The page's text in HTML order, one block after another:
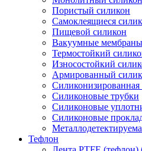
Пористый силикон
Самоклеящиеся
Пищевой силикон
Вакуумные мембраны
Термостойкий
Износостойкий
Армированный
Силиконизированная
Силиконовые трубки
Силиконовые
Силиконовые
Тефлон